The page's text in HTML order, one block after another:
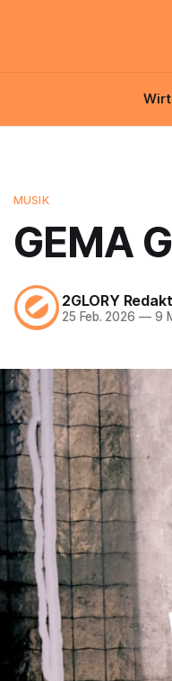
MUSIK
GEMA
2GLORY
25 Feb. 2026 —9